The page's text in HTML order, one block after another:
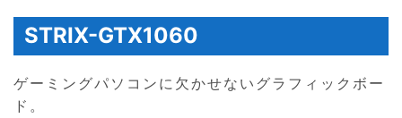
STRIX-GTX1060
ゲーミングパソコンに欠かせないグラフィックボー
ド。